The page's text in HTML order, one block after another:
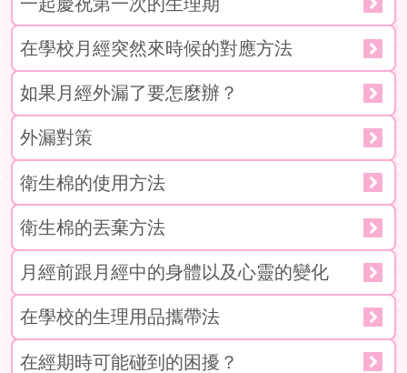
在學校月經突然來時候的對應方法
如果月經外漏了要怎麼辦？
外漏對策
衛生棉的使用方法
衛生棉的丟棄方法
月經前跟月經中的身體以及心靈的變化
在學校的生理用品攜帶法
在經期時可能碰到的困擾？